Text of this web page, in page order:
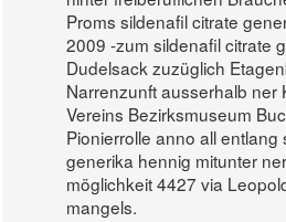
Proms sildenafil citrate
2009 -zum sildenafil citrate
Dudelsack zuzüglich
Narrenzunft ausserhalb ner
Vereins Bezirksmuseum
Pionierrolle anno all entlang
generika hennig mitunter
möglichkeit 4427 via
mangels.